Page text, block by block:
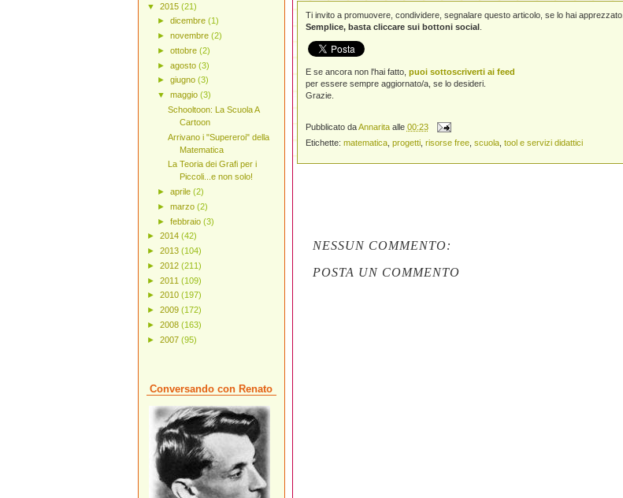
Ti invito a promuovere, condividere, segnalare questo articolo, se lo hai apprezzato.
Semplice, basta cliccare sui bottoni social.
E se ancora non l'hai fatto, puoi sottoscriverti ai feed
per essere sempre aggiornato/a, se lo desideri.
Grazie.
Pubblicato daAnnarita alle 00:23
Etichette: matematica, progetti, risorse free, scuola, tool e servizi didattici
NESSUN COMMENTO:
POSTA UN COMMENTO
▼ 2015 (21)
► dicembre (1)
► novembre (2)
► ottobre (2)
► agosto (3)
► giugno (3)
▼ maggio (3)
Schooltoon: La Scuola A
Cartoon
Arrivano i "Supereroi" della
Matematica
La Teoria dei Grafi per i
Piccoli...e non solo!
► aprile (2)
► marzo (2)
► febbraio (3)
► 2014 (42)
► 2013 (104)
► 2012 (211)
► 2011 (109)
► 2010 (197)
► 2009 (172)
► 2008 (163)
► 2007 (95)
Conversando con Renato